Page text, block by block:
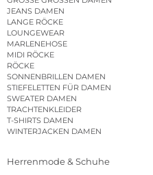
JEANS DAMEN
LANGE RÖCKE
LOUNGEWEAR
MARLENEHOSE
MIDI RÖCKE
RÖCKE
SONNENBRILLEN DAMEN
STIEFELETTEN FÜR DAMEN
SWEATER DAMEN
TRACHTENKLEIDER
T-SHIRTS DAMEN
WINTERJACKEN DAMEN
Herrenmode & Schuhe